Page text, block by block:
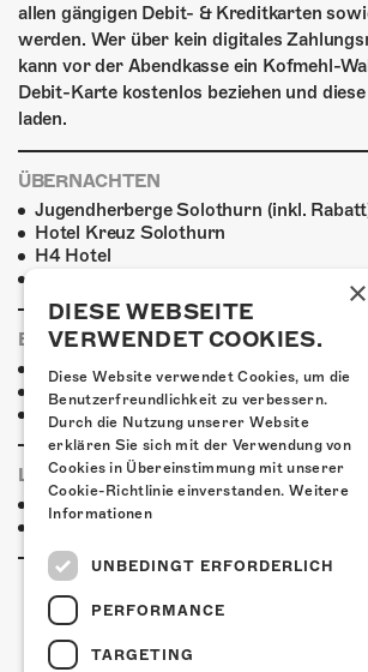
allen gängigen Debit- & Kreditkarten
werden. Wer über kein digitales
kann vor der Abendkasse ein Kofmehl-
Debit-Karte kostenlos beziehen und
laden.
ÜBERNACHTEN
Jugendherberge Solothurn (inkl.
Hotel Kreuz Solothurn
H4 Hotel
ESSENSTIPPS
Pier 11
Restaurant Kreuz
Pittaria
LINKS & PARTNER
Facebook-Event
×
DIESE WEBSEITE
VERWENDET COOKIES.
Diese Website verwendet Cookies, um die
Benutzerfreundlichkeit zu verbessern.
Durch die Nutzung unserer Website
erklären Sie sich mit der Verwendung von
Cookies in Übereinstimmung mit unserer
Cookie-Richtlinie einverstanden. Weitere
Informationen
UNBEDINGT ERFORDERLICH
PERFORMANCE
TARGETING